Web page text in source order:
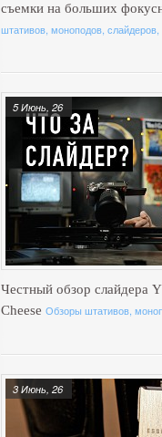
съемки на больших
штативов, моноподов, слайдеров,
Честный обзор слайдера
Cheese Обзоры штативов,
5 Июнь, 26
3 Июнь, 26